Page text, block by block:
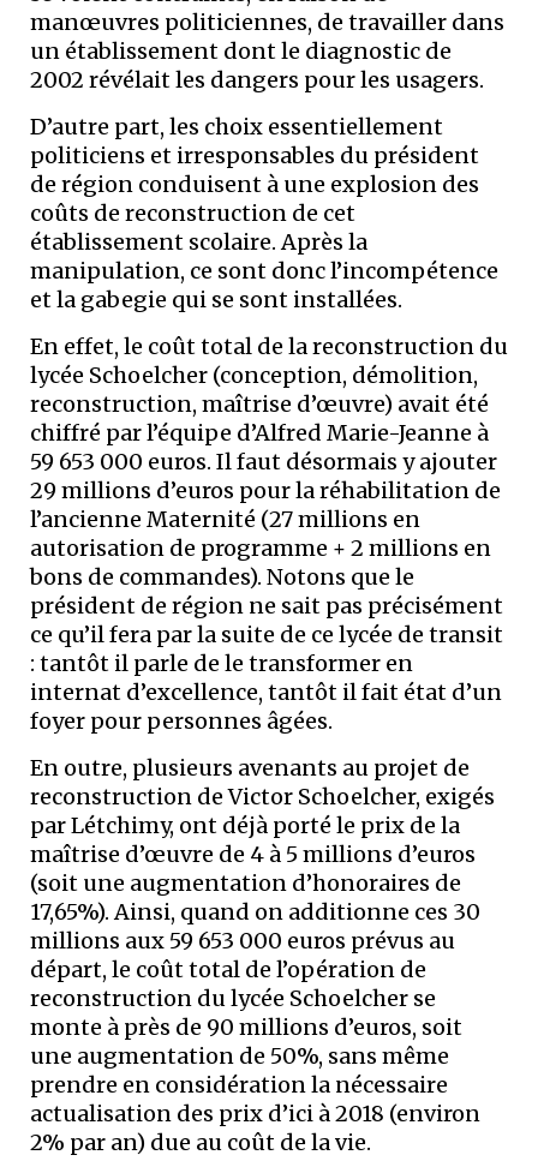
manœuvres politiciennes, de travailler dans
un établissement dont le diagnostic de
2002 révélait les dangers pour les usagers.
D’autre part, les choix essentiellement
politiciens et irresponsables du président
de région conduisent à une explosion des
coûts de reconstruction de cet
établissement scolaire. Après la
manipulation, ce sont donc l’incompétence
et la gabegie qui se sont installées.
En effet, le coût total de la reconstruction du
lycée Schoelcher (conception, démolition,
reconstruction, maîtrise d’œuvre) avait été
chiffré par l’équipe d’Alfred Marie-Jeanne à
59 653 000 euros. Il faut désormais y ajouter
29 millions d’euros pour la réhabilitation de
l’ancienne Maternité (27 millions en
autorisation de programme + 2 millions en
bons de commandes). Notons que le
président de région ne sait pas précisément
ce qu’il fera par la suite de ce lycée de transit
: tantôt il parle de le transformer en
internat d’excellence, tantôt il fait état d’un
foyer pour personnes âgées.
En outre, plusieurs avenants au projet de
reconstruction de Victor Schoelcher, exigés
par Létchimy, ont déjà porté le prix de la
maîtrise d’œuvre de 4 à 5 millions d’euros
(soit une augmentation d’honoraires de
17,65%). Ainsi, quand on additionne ces 30
millions aux 59 653 000 euros prévus au
départ, le coût total de l’opération de
reconstruction du lycée Schoelcher se
monte à près de 90 millions d’euros, soit
une augmentation de 50%, sans même
prendre en considération la nécessaire
actualisation des prix d’ici à 2018 (environ
2% par an) due au coût de la vie.